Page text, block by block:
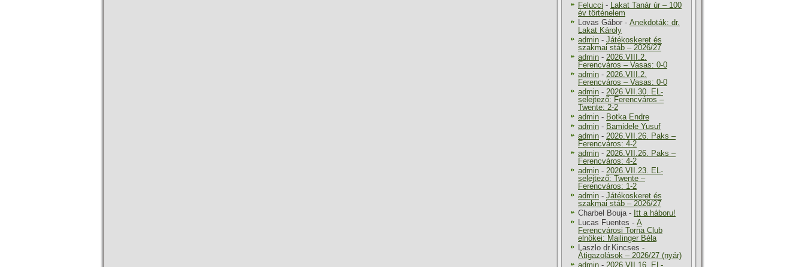
Felucci - Lakat Tanár úr – 100
év történelem
Lovas Gábor - Anekdoták: dr.
Lakat Károly
admin - Játékoskeret és
szakmai stáb – 2026/27
admin - 2026.VIII.2.
Ferencváros – Vasas: 0-0
admin - 2026.VIII.2.
Ferencváros – Vasas: 0-0
admin - 2026.VII.30. EL-
selejtező: Ferencváros –
Twente: 2-2
admin - Botka Endre
admin - Bamidele Yusuf
admin - 2026.VII.26. Paks –
Ferencváros: 4-2
admin - 2026.VII.26. Paks –
Ferencváros: 4-2
admin - 2026.VII.23. EL-
selejtező: Twente –
Ferencváros: 1-2
admin - Játékoskeret és
szakmai stáb – 2026/27
Charbel Bouja- Itt a háboru!
Lucas Fuentes - A
Ferencvárosi Torna Club
elnökei: Mailinger Béla
Laszlo dr.Kincses -
Átigazolások – 2026/27 (nyár)
admin - 2026.VII.16. EL-